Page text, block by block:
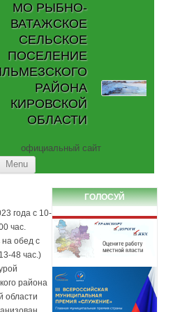
МО РЫБНО-
ВАТАЖСКОЕ
СЕЛЬСКОЕ
ПОСЕЛЕНИЕ
РАЙОНА
КИРОВСКОЙ
ОБЛАСТИ
официальный сайт
Menu
года с 10-
час.
обед с
48 час.)
района
области
ГОЛОСУЙ